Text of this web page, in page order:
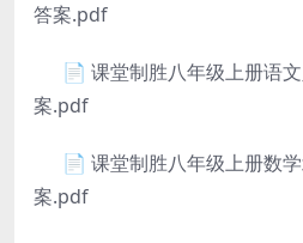
答案.pdf
📄 课堂制胜八年级上册语文
案.pdf
📄 课堂制胜八年级上册数学
案.pdf